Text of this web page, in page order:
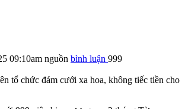
09:10am nguồn bình luận 999
tổ chức đám cưới xa hoa, không tiếc tiền cho